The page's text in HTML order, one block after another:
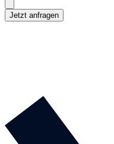
Jetzt anfragen